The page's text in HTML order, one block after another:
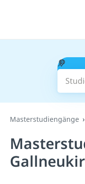
Masterstudiengänge